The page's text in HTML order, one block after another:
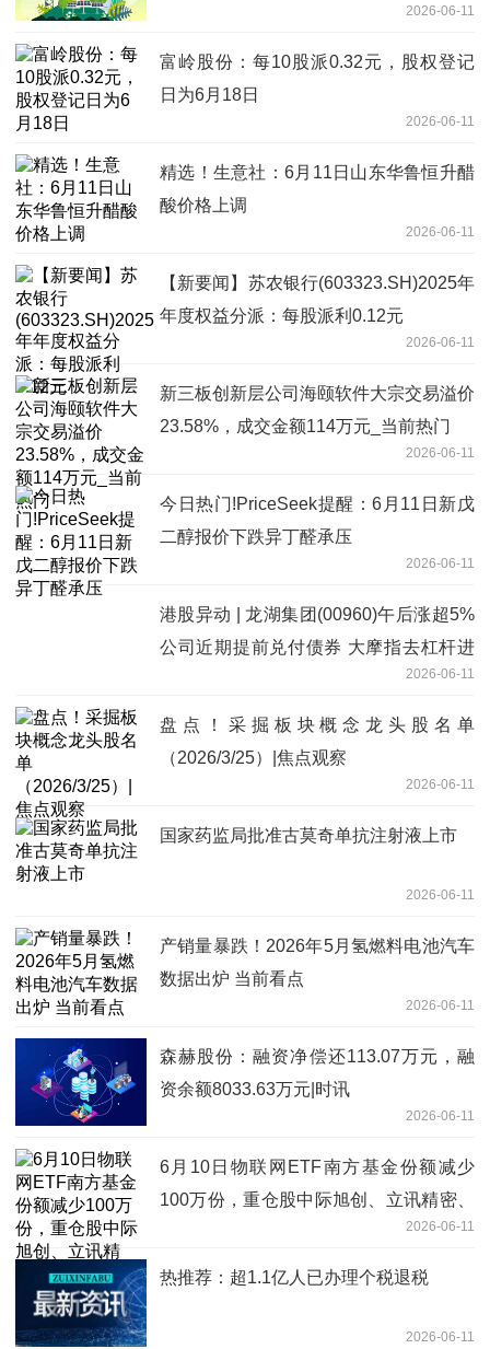
2026-06-11
富岭股份：每10股派0.32元，股权登记
日为6月18日
2026-06-11
精选！生意社：6月11日山东华鲁恒升醋
酸价格上调
2026-06-11
【新要闻】苏农银行(603323.SH)2025年
年度权益分派：每股派利0.12元
2026-06-11
新三板创新层公司海颐软件大宗交易溢价
23.58%，成交金额114万元_当前热门
2026-06-11
今日热门!PriceSeek提醒：6月11日新戊
二醇报价下跌异丁醛承压
2026-06-11
港股异动 | 龙湖集团(00960)午后涨超5%
公司近期提前兑付债券 大摩指去杠杆进
2026-06-11
盘点！采掘板块概念龙头股名单
（2026/3/25）|焦点观察
2026-06-11
国家药监局批准古莫奇单抗注射液上市
2026-06-11
产销量暴跌！2026年5月氢燃料电池汽车
数据出炉 当前看点
2026-06-11
森赫股份：融资净偿还113.07万元，融
资余额8033.63万元|时讯
2026-06-11
6月10日物联网ETF南方基金份额减少
100万份，重仓股中际旭创、立讯精密、
2026-06-11
热推荐：超1.1亿人已办理个税退税
2026-06-11